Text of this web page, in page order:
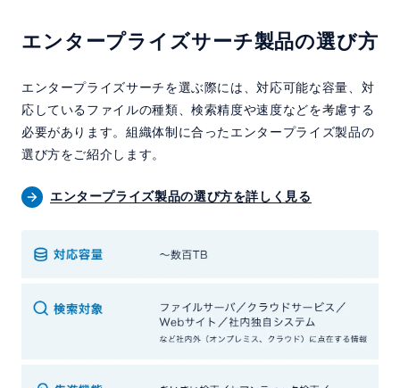
エンタープライズサーチ製品の選び方
エンタープライズサーチを選ぶ際には、対応可能な容量、対
応しているファイルの種類、検索精度や速度などを考慮する
必要があります。組織体制に合ったエンタープライズ製品の
選び方をご紹介します。
エンタープライズ製品の選び方を詳しく見る